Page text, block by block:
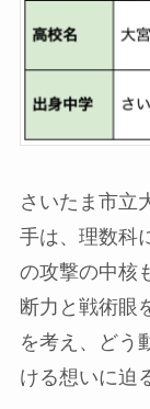
さいたま市立
手は、理数科
の攻撃の中核
断力と戦術眼
を考え、どう
ける想いに迫